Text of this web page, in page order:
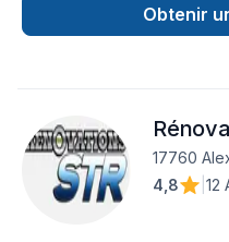
Excavation, Fissures,
Plancher, Salle de bain,
privilégions la
des relations de confiance
ensemble vos idées en
maintenant.
Obtenir
17760
4,8
12